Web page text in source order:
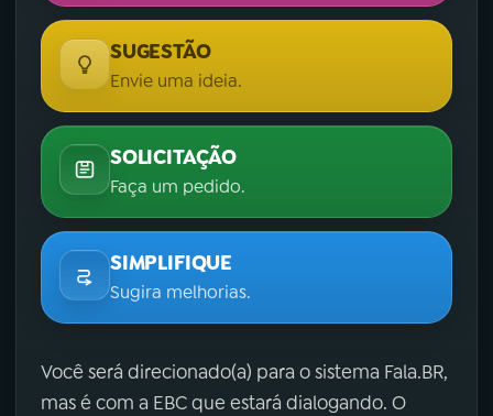
SUGESTÃO
Envie uma ideia.
SOLICITAÇÃO
Faça um pedido.
SIMPLIFIQUE
Sugira melhorias.
Você será direcionado(a) para o sistema Fala.BR,
mas é com a EBC que estará dialogando. O